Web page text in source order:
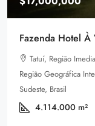
Fazenda Hotel À
Tatuí, Região
Região Geográfica
Sudeste, Brasil
4.114.000 m²